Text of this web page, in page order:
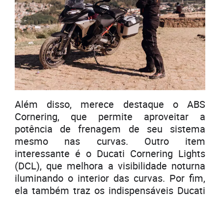
Além disso, merece destaque o ABS
Cornering, que permite aproveitar a
potência de frenagem de seu sistema
mesmo nas curvas. Outro item
interessante é o Ducati Cornering Lights
(DCL), que melhora a visibilidade noturna
iluminando o interior das curvas. Por fim,
ela também traz os indispensáveis Ducati